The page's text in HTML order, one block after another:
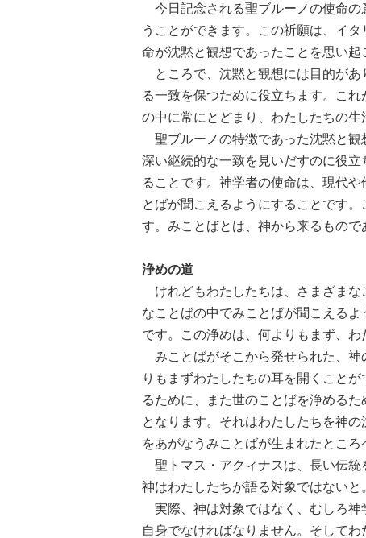
今日記念される聖ブルーノの使命の
うことができます。この祈願は、イ
命が沈黙と観想であったことを思い起
ところで、沈黙と観想には目的があ
る一致を保つために役立ちます。こ
の中に常にとどまり、わたしたちの生
聖ブルーノの特徴であった沈黙と観
深い継続的な一致を見いだすのに役
ることです。神学者の使命は、現代
とばが聞こえるようにすることです
す。みことばとは、神から来るもので
浄めの道
けれどもわたしたちは、さまざまな
なことばの中でみことばが聞こえる
です。この浄めは、何よりもまず、わ
みことばがそこから発せられた、神
りもまずわたしたちの耳を開くこと
るために、また世のことばを浄める
となります。それはわたしたちを神
をあがなうみことばが生まれたところ
聖トマス・アクィナスは、長い伝統
神はわたしたちが語る対象ではないと
実際、神は対象ではなく、むしろ神
自身でなければなりません。そして